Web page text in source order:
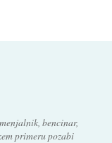
bencinar,
primeru pozabi